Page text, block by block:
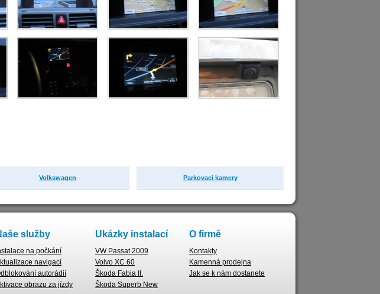
Volkswagen Parkovaci kamery
služby
na počkání
navigací
autorádií
obrazu za jízdy
Ukázky instalací
VW Passat 2009
Volvo XC 60
Škoda Fabia II.
Škoda Superb New
O firmě
Kontakty
Kamenná prodejna
Jak se k nám dostanete